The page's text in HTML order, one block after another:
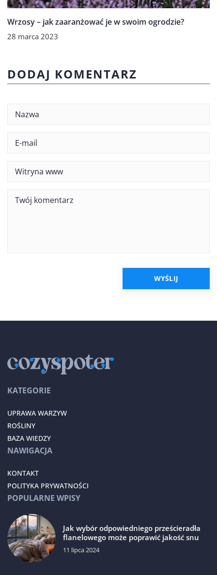
Wrzosy – jak zaaranżować je w swoim ogrodzie?
28 marca 2023
DODAJ KOMENTARZ
KATEGORIE
UPRAWA WARZYW
ROŚLINY
BAZA WIEDZY
NAWIGACJA
KONTAKT
POLITYKA PRYWATNOŚCI
POPULARNE WPISY
Jak wybór odpowiedniego prześcieradła
flanelowego może poprawić jakość snu
11 lipca 2024